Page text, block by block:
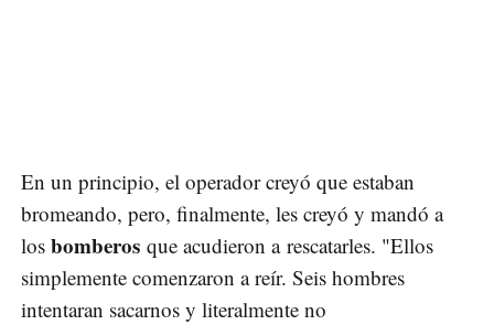
En un principio, el operador creyó que estaban
bromeando, pero, finalmente, les creyó y mandó a
los bomberos que acudieron a rescatarles. "Ellos
simplemente comenzaron a reír. Seis hombres
intentaran sacarnos y literalmente no